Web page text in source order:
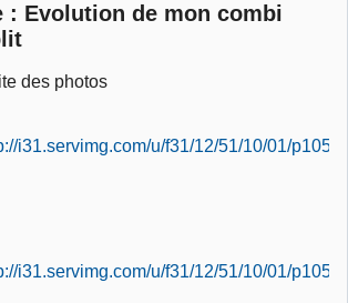
: Evolution de mon combi
des photos